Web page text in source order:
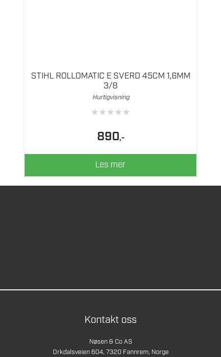
STIHL ROLLOMATIC E SVERD 45CM 1,6MM
3/8
Hurtigvisning
★★★★★
890,-
Les mer
Kontakt oss
Nøsen & Co AS
Orkdalsveien 604, 7320 Fannrem, Norge